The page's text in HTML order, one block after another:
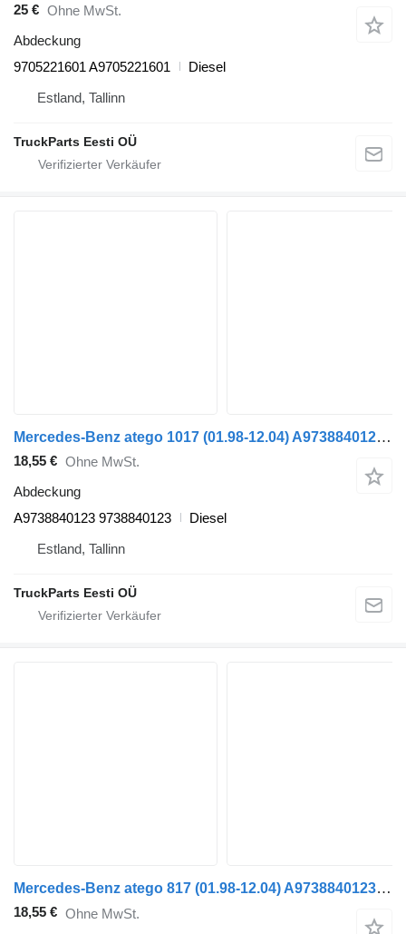
25 € Ohne MwSt.
Abdeckung
9705221601 A9705221601
Diesel
Estland, Tallinn
TruckParts Eesti OÜ
Mercedes-Benz atego 1017 (01.98-12.04) A9738840123 Abdeckung für Mercedes-Benz Atego, Atego 2, Atego 3 (1996-) Sattelzugmaschine
18,55 € Ohne MwSt.
Abdeckung
A9738840123 9738840123
Diesel
Estland, Tallinn
TruckParts Eesti OÜ
Mercedes-Benz atego 817 (01.98-12.04) A9738840123 Abdeckung für Mercedes-Benz Atego, Atego 2, Atego 3 (1996-) Sattelzugmaschine
18,55 € Ohne MwSt.